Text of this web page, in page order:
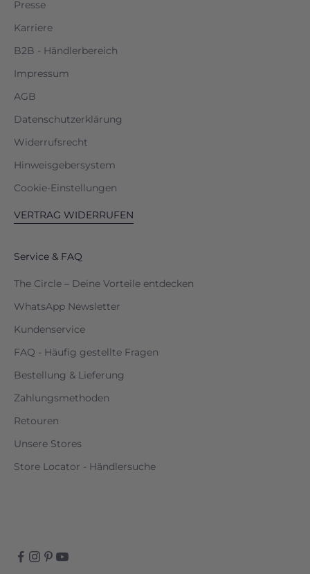
Presse
Karriere
B2B - Händlerbereich
Impressum
AGB
Datenschutzerklärung
Widerrufsrecht
Hinweisgebersystem
Cookie-Einstellungen
VERTRAG WIDERRUFEN
Service & FAQ
The Circle – Deine Vorteile entdecken
WhatsApp Newsletter
Kundenservice
FAQ - Häufig gestellte Fragen
Bestellung & Lieferung
Zahlungsmethoden
Retouren
Unsere Stores
Store Locator - Händlersuche